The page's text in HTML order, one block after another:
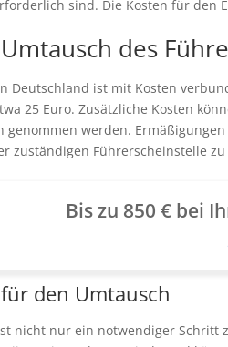
sind. Die Kosten für
des
Deutschland ist mit Kosten
25 Euro. Zusätzliche Kosten
genommen werden.
zuständigen Führerscheinstelle
Bis zu 850 € bei
den Umtausch
nicht nur ein notwendiger